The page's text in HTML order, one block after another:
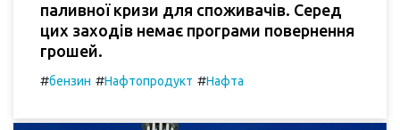
паливної кризи для споживачів. Серед
цих заходів немає програми повернення
грошей.
#бензин #Нафтопродукт #Нафта